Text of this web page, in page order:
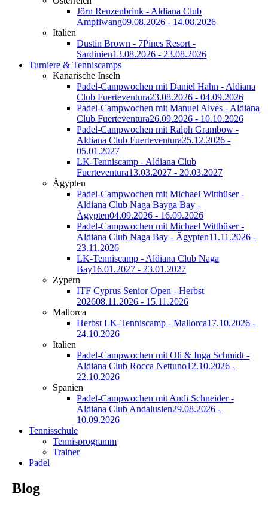
Jörn Renzenbrink - Aldiana Club
Ampflwang09.08.2026 - 14.08.2026
Italien
Dustin Brown - 7Pines Resort -
Sardinien13.08.2026 - 23.08.2026
Turniere & Tenniscamps
Kanarische Inseln
Padel-Campwochen mit Daniel Hahn - Aldiana
Club Fuerteventura23.08.2026 - 04.09.2026
Padel-Campwochen mit Manuel Alves - Aldiana
Club Fuerteventura26.09.2026 - 10.10.2026
Padel-Campwochen mit Ralph Grambow -
Aldiana Club Fuerteventura25.12.2026 -
05.01.2027
LK-Tenniscamp - Aldiana Club
Fuerteventura13.03.2027 - 20.03.2027
Ägypten
Padel-Campwochen mit Michael Witthüser -
Aldiana Club Naga Bayga Bay -
Ägypten04.09.2026 - 16.09.2026
Padel-Campwochen mit Michael Witthüser -
Aldiana Club Naga Bay - Ägypten11.11.2026 -
23.11.2026
LK-Tenniscamp - Aldiana Club Naga
Bay16.01.2027 - 23.01.2027
Zypern
ITF Cyprus Senior Open - Herbst
202608.11.2026 - 15.11.2026
Mallorca
Herbst LK-Tenniscamp - Mallorca17.10.2026 -
24.10.2026
Italien
Padel-Campwochen mit Oli & Inga Schmidt -
Aldiana Club Rocca Nettuno12.10.2026 -
22.10.2026
Spanien
Padel-Campwochen mit Andi Schneider -
Aldiana Club Andalusien29.08.2026 -
10.09.2026
Tennisschule
Tennisprogramm
Trainer
Padel
Blog